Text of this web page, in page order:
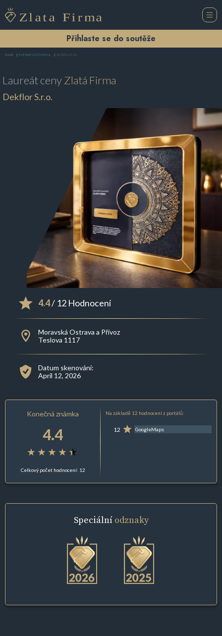
Přihlaste se do soutěže
Domů Květinářství Ostrava Dekflor S.r.o.
Laureát cenyZlatá Firma
Dekflor S.r.o.
4.4/ 12 Hodnocení
Moravská Ostrava a Přívoz
Teslova 1117
Datum skenování:
April 12, 2026
Konečná známka
4.4
Celkový počet hodnocení: 12
Na základě 12 hodnocení z portálů:
12 GoogleMaps
Speciální odznaky